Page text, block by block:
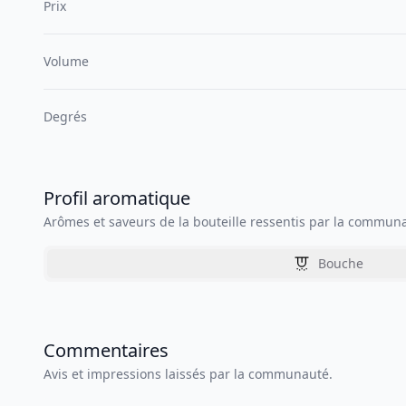
Prix
Volume
Degrés
Profil aromatique
Arômes et saveurs de la bouteille ressentis par la
Bouche
Commentaires
Avis et impressions laissés par la communauté.